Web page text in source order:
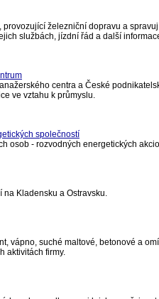
provozující železniční dopravu a
službách, jízdní řád a další
centra a České
ve vztahu k průmyslu.
společností
osob - rozvodných energetických
na Kladensku a Ostravsku.
vápno, suché maltové, betonové a
aktivitách firmy.